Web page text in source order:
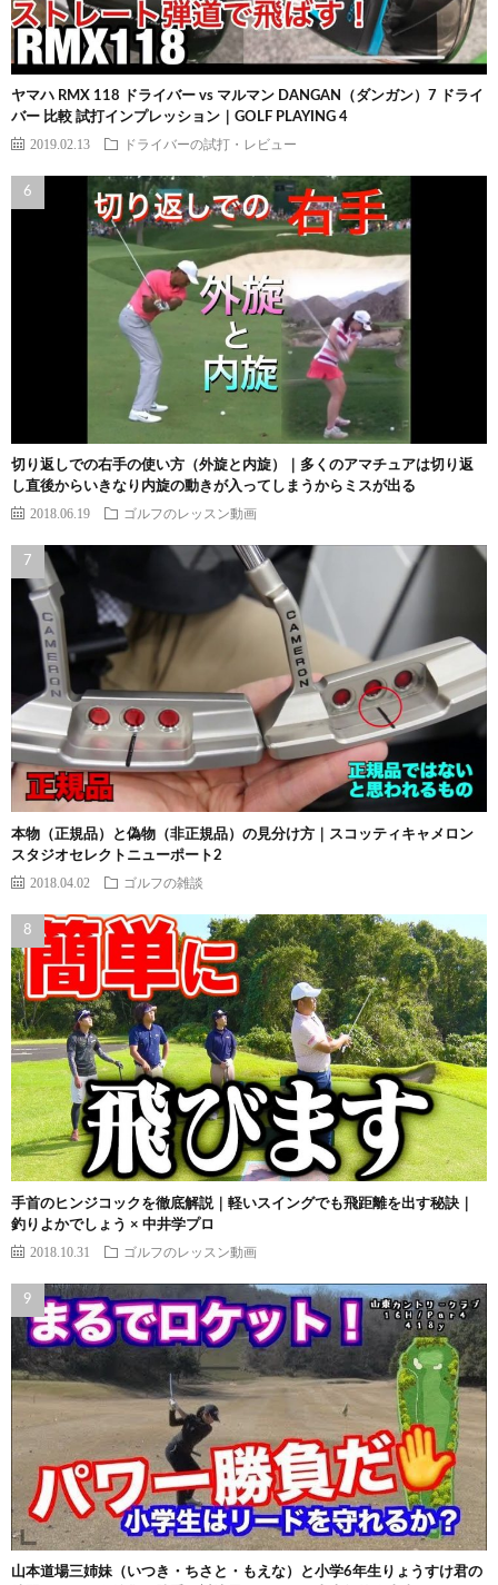
ヤマハ RMX 118 ドライバー vs マルマン DANGAN（ダンガン）7 ドライ
バー 比較 試打インプレッション｜GOLF PLAYING 4
2019.02.13 ドライバーの試打・レビュー
切り返しでの右手の使い方（外旋と内旋）｜多くのアマチュアは切り返
し直後からいきなり内旋の動きが入ってしまうからミスが出る
2018.06.19 ゴルフのレッスン動画
本物（正規品）と偽物（非正規品）の見分け方｜スコッティキャメロン
スタジオセレクトニューポート2
2018.04.02 ゴルフの雑談
手首のヒンジコックを徹底解説｜軽いスイングでも飛距離を出す秘訣｜
釣りよかでしょう × 中井学プロ
2018.10.31 ゴルフのレッスン動画
山本道場三姉妹（いつき・ちさと・もえな）と小学6年生りょうすけ君の